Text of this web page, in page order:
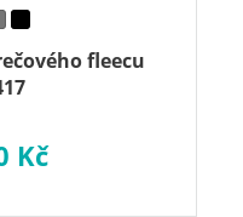
fleecu
Kč